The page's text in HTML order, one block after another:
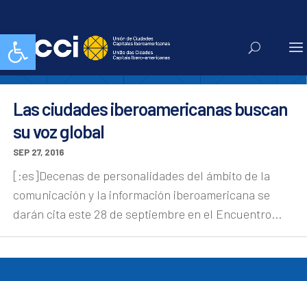
Abrir barra de herramientas
Europa Press
Las ciudades iberoamericanas buscan
su voz global
SEP 27, 2016
[:es]Decenas de personalidades del ámbito de la
comunicación y la información iberoamericana se
darán cita este 28 de septiembre en el Encuentro...